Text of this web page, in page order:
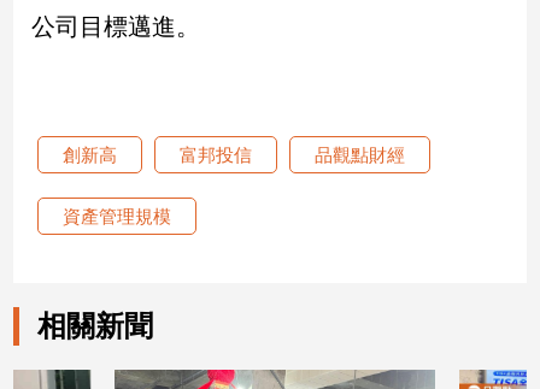
設
食
座/
消
公司目標邁進。
創新高 富邦投信 品觀點財經
資產管理規模
相關新聞